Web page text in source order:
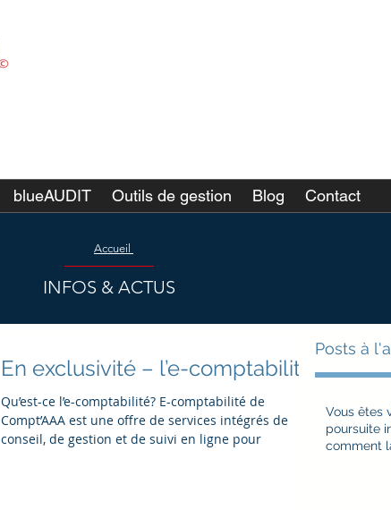
blueAUDIT Outils de gestion Blog Contact
Accueil
INFOS & ACTUS
En exclusivité – l’e-comptabilité!
Qu’est-ce l’e-comptabilité? E-comptabilité de
Compt’AAA est une offre de services intégrés de
conseil, de gestion et de suivi en ligne pour
Posts à
Vous êtes
poursuite
comment